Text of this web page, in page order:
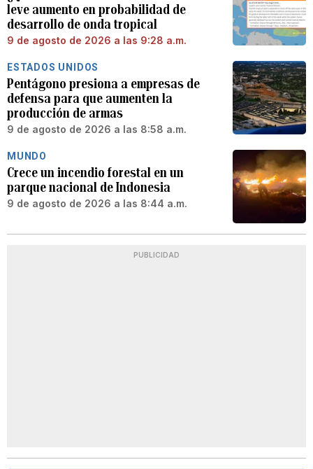
leve aumento en probabilidad de
desarrollo de onda tropical
9 de agosto de 2026 a las 9:28 a.m.
ESTADOS UNIDOS
Pentágono presiona a empresas de
defensa para que aumenten la
producción de armas
9 de agosto de 2026 a las 8:58 a.m.
MUNDO
Crece un incendio forestal en un
parque nacional de Indonesia
9 de agosto de 2026 a las 8:44 a.m.
PUBLICIDAD